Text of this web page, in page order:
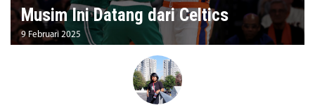
Musim Ini Datang dari Celtics
9 Februari 2025